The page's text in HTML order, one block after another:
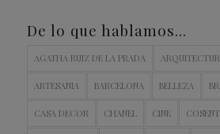
De lo que hablamos…
AGATHA RUIZ DE LA PRADA
ARTESANIA BARCELONA BELLEZA
CASA DECOR CHANEL CINE